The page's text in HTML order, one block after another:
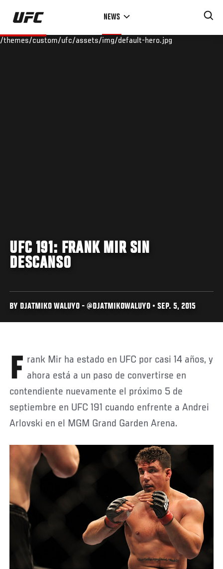
Skip
main
NEWS
/themes/custom/ufc/assets/img/default-hero.jpg
UFC 191: FRANK MIR SIN
DESCANSO
BY DJATMIKO WALUYO - @DJATMIKOWALUYO • SEP. 5, 2015
Frank Mir ha estado en UFC por casi 14 años, y ahora está a un paso de convertirse en
contendiente nuevamente el próximo 5 de
septiembre en UFC 191 cuando enfrente a Andrei
Arlovski en el MGM Grand Garden Arena.